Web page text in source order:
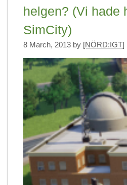
helgen? (Vi hade
SimCity)
8 March, 2013 by [NÖRD:IGT]